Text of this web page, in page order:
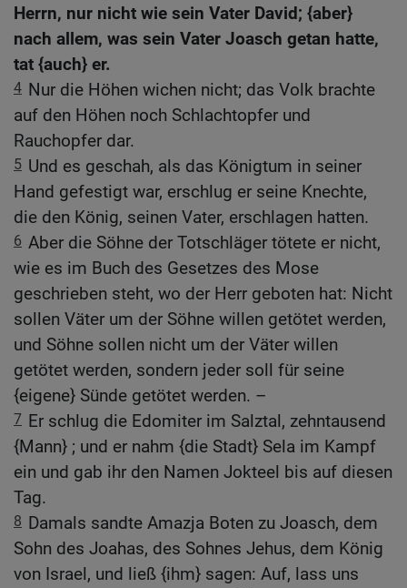
Herrn, nur nicht wie sein Vater David; {aber}
nach allem, was sein Vater Joasch getan hatte,
tat {auch} er.
4 Nur die Höhen wichen nicht; das Volk brachte
auf den Höhen noch Schlachtopfer und
Rauchopfer dar.
5 Und es geschah, als das Königtum in seiner
Hand gefestigt war, erschlug er seine Knechte,
die den König, seinen Vater, erschlagen hatten.
6 Aber die Söhne der Totschläger tötete er nicht,
wie es im Buch des Gesetzes des Mose
geschrieben steht, wo der Herr geboten hat: Nicht
sollen Väter um der Söhne willen getötet werden,
und Söhne sollen nicht um der Väter willen
getötet werden, sondern jeder soll für seine
{eigene} Sünde getötet werden. –
7 Er schlug die Edomiter im Salztal, zehntausend
{Mann} ; und er nahm {die Stadt} Sela im Kampf
ein und gab ihr den Namen Jokteel bis auf diesen
Tag.
8 Damals sandte Amazja Boten zu Joasch, dem
Sohn des Joahas, des Sohnes Jehus, dem König
von Israel, und ließ {ihm} sagen: Auf, lass uns